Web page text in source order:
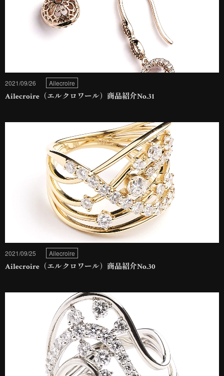
2021/09/26 Ailecroire
Ailecroire（エルクロワール）商品紹介No.31
2021/09/25 Ailecroire
Ailecroire（エルクロワール）商品紹介No.30